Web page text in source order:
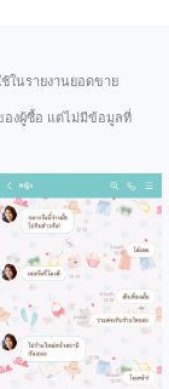
ในรายงานยอดขาย
องผู้ซื้อ แต่ไม่มีข้อมูลที่